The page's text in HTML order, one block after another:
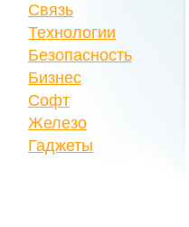
Связь
Технологии
Безопасность
Бизнес
Софт
Железо
Гаджеты